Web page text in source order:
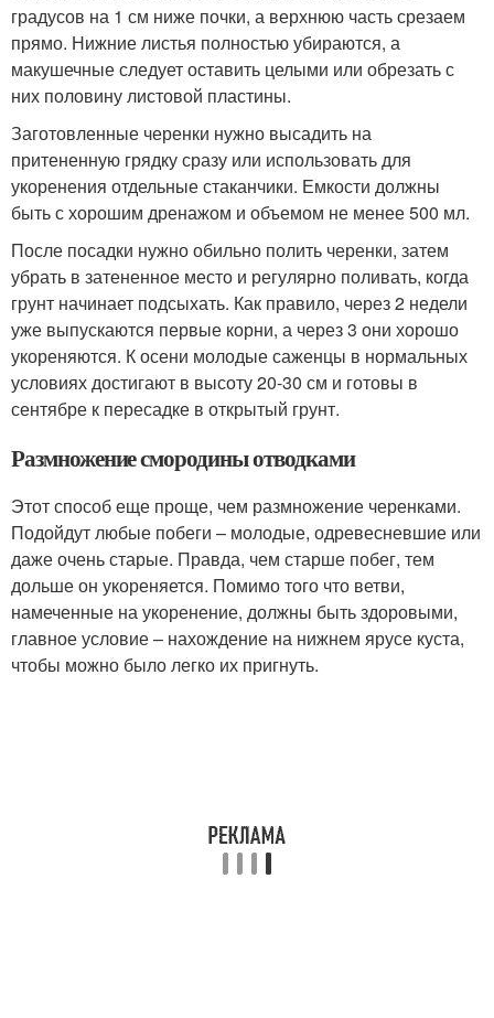
градусов на 1 см ниже почки, а верхнюю часть срезаем
прямо. Нижние листья полностью убираются, а
макушечные следует оставить целыми или обрезать с
них половину листовой пластины.
Заготовленные черенки нужно высадить на
притененную грядку сразу или использовать для
укоренения отдельные стаканчики. Емкости должны
быть с хорошим дренажом и объемом не менее 500 мл.
После посадки нужно обильно полить черенки, затем
убрать в затененное место и регулярно поливать, когда
грунт начинает подсыхать. Как правило, через 2 недели
уже выпускаются первые корни, а через 3 они хорошо
укореняются. К осени молодые саженцы в нормальных
условиях достигают в высоту 20-30 см и готовы в
сентябре к пересадке в открытый грунт.
Размножение смородины отводками
Этот способ еще проще, чем размножение черенками.
Подойдут любые побеги – молодые, одревесневшие или
даже очень старые. Правда, чем старше побег, тем
дольше он укореняется. Помимо того что ветви,
намеченные на укоренение, должны быть здоровыми,
главное условие – нахождение на нижнем ярусе куста,
чтобы можно было легко их пригнуть.